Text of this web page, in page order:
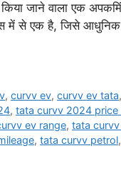
किया जाने वाला एक
में से एक है, जिसे
,curvv ev,curvv ev tata
, tata curvv 2024 price
ev range, tata
, tata curvv petrol,